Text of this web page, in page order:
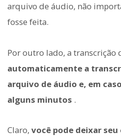
arquivo de áudio, não
fosse feita.
Por outro lado, a transcrição
automaticamente a
arquivo de áudio e, em
alguns minutos .
Claro, você pode deixar